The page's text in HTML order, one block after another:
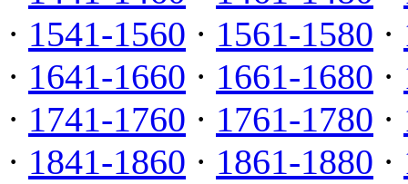
· 1541-1560 · 1561-1580 ·
· 1641-1660 · 1661-1680 ·
· 1741-1760 · 1761-1780 ·
· 1841-1860 · 1861-1880 ·